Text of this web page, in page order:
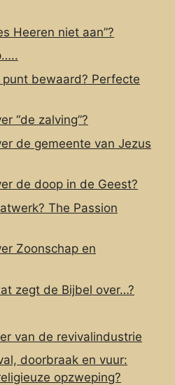
Heeren niet aan”?
punt bewaard? Perfecte
“de zalving”?
de gemeente van Jezus
de doop in de Geest?
The Passion
Zoonschap en
zegt de Bijbel over…?
van de revivalindustrie
doorbraak en vuur:
opzweping?